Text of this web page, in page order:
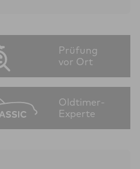
Prüfung
vor Ort
Oldtimer-
Experte